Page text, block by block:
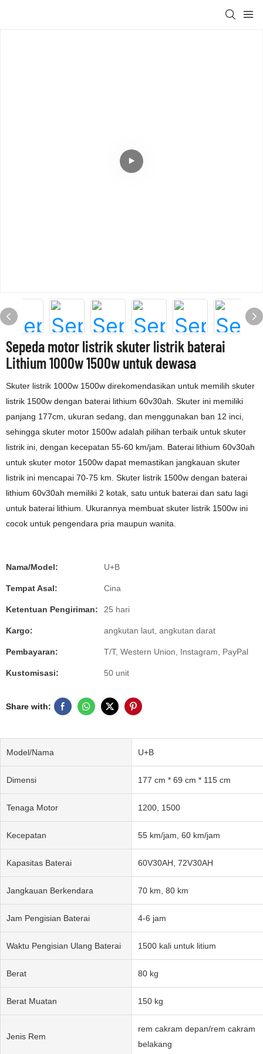
Sepeda motor listrik skuter listrik baterai
Lithium 1000w 1500w untuk dewasa
Skuter listrik 1000w 1500w direkomendasikan untuk memilih skuter
listrik 1500w dengan baterai lithium 60v30ah. Skuter ini memiliki
panjang 177cm, ukuran sedang, dan menggunakan ban 12 inci,
sehingga skuter motor 1500w adalah pilihan terbaik untuk skuter
listrik ini, dengan kecepatan 55-60 km/jam. Baterai lithium 60v30ah
untuk skuter motor 1500w dapat memastikan jangkauan skuter
listrik ini mencapai 70-75 km. Skuter listrik 1500w dengan baterai
lithium 60v30ah memiliki 2 kotak, satu untuk baterai dan satu lagi
untuk baterai lithium. Ukurannya membuat skuter listrik 1500w ini
cocok untuk pengendara pria maupun wanita.
Nama/Model: U+B
Tempat Asal: Cina
Ketentuan Pengiriman: 25 hari
Kargo: angkutan laut, angkutan darat
Pembayaran: T/T, Western Union, Instagram, PayPal
Kustomisasi: 50 unit
Share with:
Model/Nama U+B
Dimensi 177 cm * 69 cm * 115 cm
Tenaga Motor 1200, 1500
Kecepatan 55 km/jam, 60 km/jam
Kapasitas Baterai 60V30AH, 72V30AH
Jangkauan Berkendara 70 km, 80 km
Jam Pengisian Baterai 4-6 jam
Waktu Pengisian Ulang Baterai 1500 kali untuk litium
Berat 80 kg
Berat Muatan 150 kg
Jenis Rem
rem cakram depan/rem cakram
belakang